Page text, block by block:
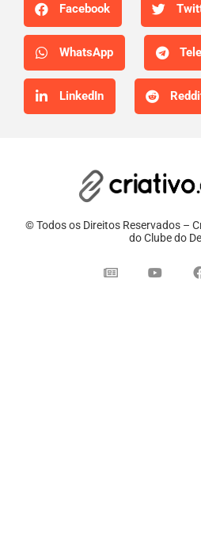
Facebook
WhatsApp
LinkedIn
© Todos os Direitos Reservados –
do Clube do